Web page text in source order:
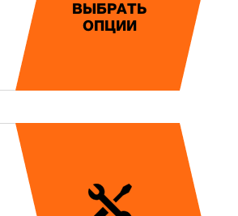
ВЫБРАТЬ
ОПЦИИ